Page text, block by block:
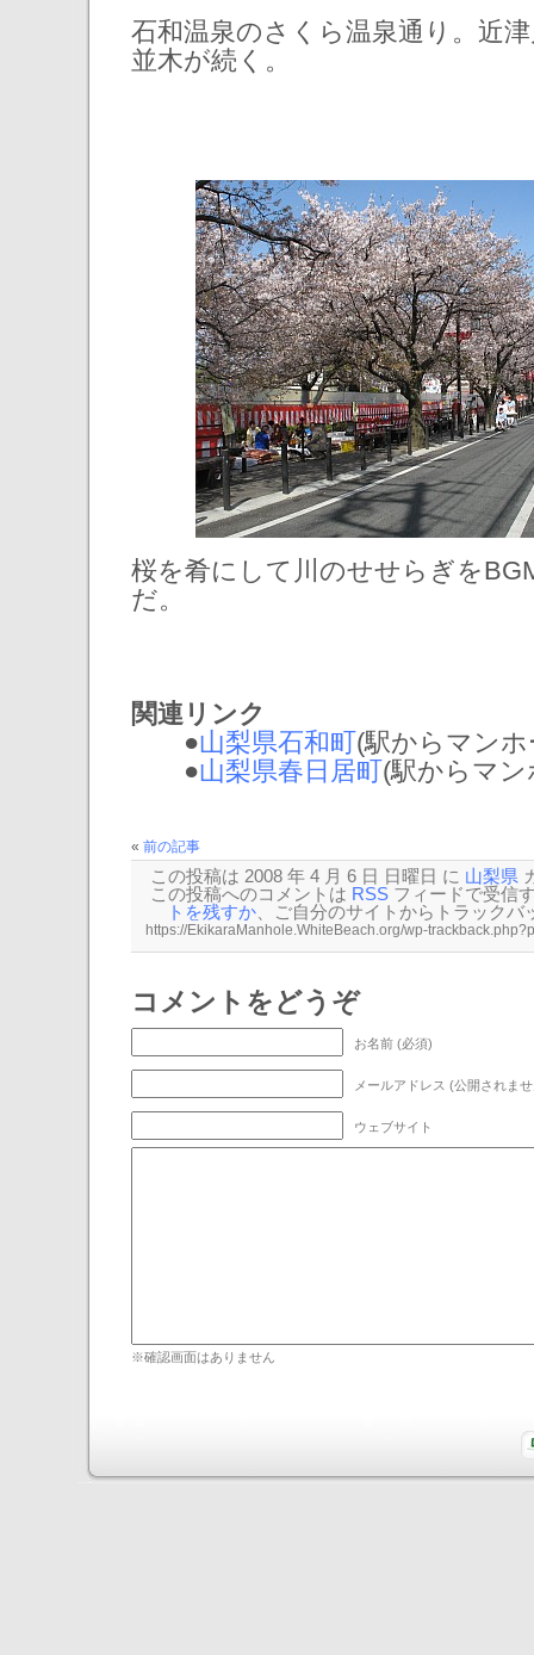
石和温泉のさくら温泉通り。近
並木が続く。
桜を肴にして川のせせらぎを
だ。
関連リンク
●山梨県石和町(駅からマンホ
●山梨県春日居町(駅からマン
« 前の記事
この投稿は 2008 年 4 月 6 日 日曜日 に 山梨県
この投稿へのコメントは RSS フィードで受信
トを残すか 、ご自分のサイトから トラックバ
コメントをどうぞ
お名前 (必須)
ウェブサイト
※確認画面はありません